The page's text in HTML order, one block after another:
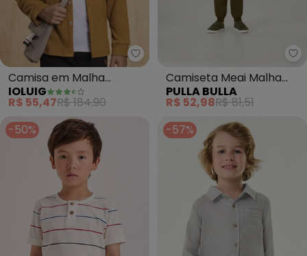
Ioluig - Camisa em Malha
Camisa em Malha
Alfaiataria Dupla
(Marrom)
IOLUIG
R$ 55,47R$ 184,90
Camiseta Meai Malha
(Natural)
PULLA BULLA
R$ 52,98R$ 81,51
-50%
-57%